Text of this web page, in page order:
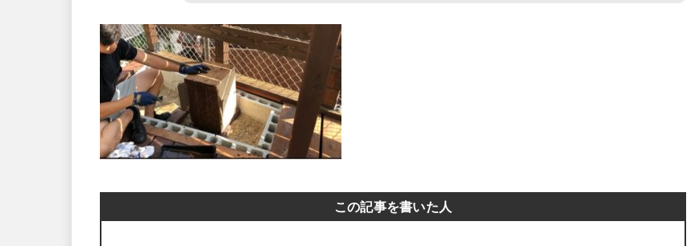
この記事を書いた人